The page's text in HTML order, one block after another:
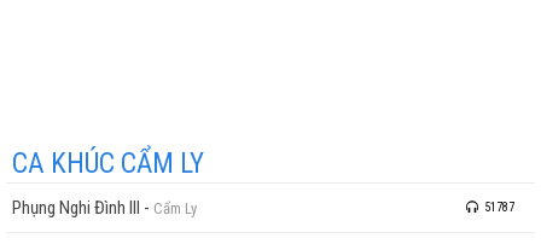
CA KHÚC CẨM LY
Phụng Nghi Đình III - Cẩm Ly 51787